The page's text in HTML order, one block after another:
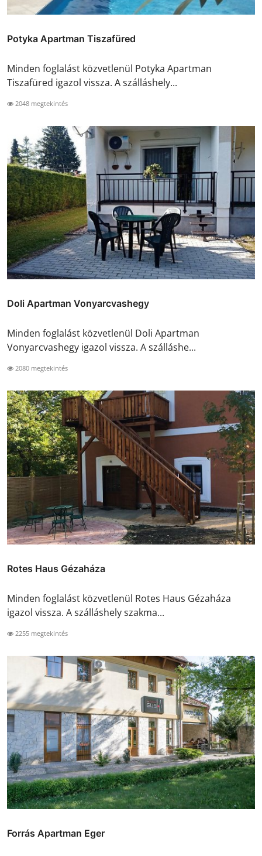
Potyka Apartman Tiszafüred
Minden foglalást közvetlenül Potyka Apartman
Tiszafüred igazol vissza. A szálláshely...
2048 megtekintés
Doli Apartman Vonyarcvashegy
Minden foglalást közvetlenül Doli Apartman
Vonyarcvashegy igazol vissza. A szálláshe...
2080 megtekintés
Rotes Haus Gézaháza
Minden foglalást közvetlenül Rotes Haus Gézaháza
igazol vissza. A szálláshely szakma...
2255 megtekintés
Forrás Apartman Eger